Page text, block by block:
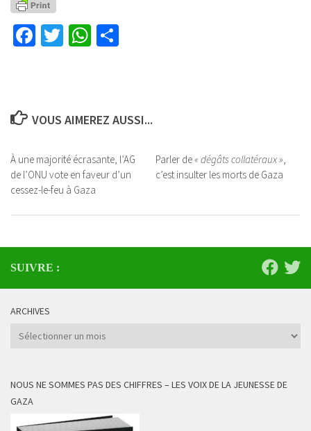
Facebook
TwitterWhatsApp
VOUS AIMEREZ AUSSI...
À une majorité écrasante, l’AG
de l’ONU vote en faveur d’un
cessez-le-feu à Gaza
Parler de« dégâts collatéraux »,
c’est insulter les morts de Gaza
SUIVRE :
ARCHIVES
Archives
NOUS NE SOMMES PAS DES CHIFFRES – LES VOIX DE LA JEUNESSE DE
GAZA